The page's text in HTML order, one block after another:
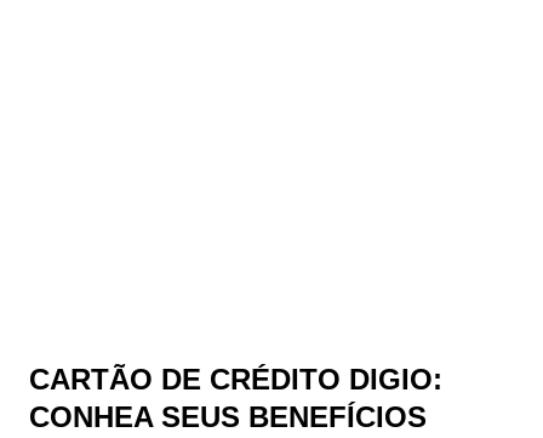
CARTÃO DE CRÉDITO DIGIO:
CONHEA SEUS BENEFÍCIOS